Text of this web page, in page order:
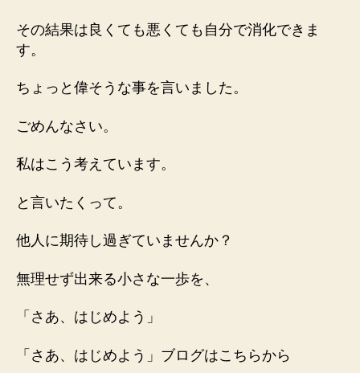
その結果は良くても悪くても自分で消化できま
す。
ちょっと偉そうな事を言いました。
ごめんなさい。
私はこう考えています。
と言いたくって。
他人に期待し過ぎていませんか？
無理せず出来る小さな一歩を、
「さあ、はじめよう」
「さあ、はじめよう」ブログはこちらから